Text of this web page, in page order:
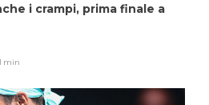
i crampi, prima finale a
min